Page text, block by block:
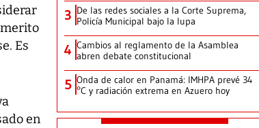
merito
Es
en
3 De las redes sociales a la Corte Suprema,
Policía Municipal bajo la lupa
4 Cambios al reglamento de la Asamblea
abren debate constitucional
5 Onda de calor en Panamá: IMHPA prevé 34
°C y radiación extrema en Azuero hoy